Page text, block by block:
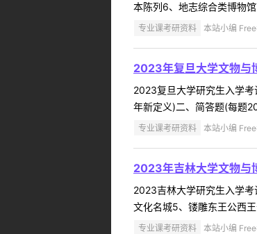
本陈列6、地志综合类博物
专业课考研资料 本站小编
2023年复旦大学文物与
2023复旦大学研究生入学
年新定义)二、简答题(每题
专业课考研资料 本站小编
2023年吉林大学文物与
2023吉林大学研究生入学
文化名城5、镂雕东王公西
专业课考研资料 本站小编